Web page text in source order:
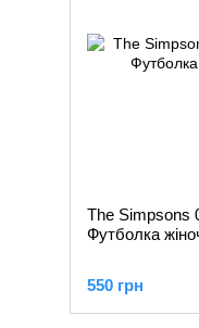
The Simpsons
Футболка
550 грн